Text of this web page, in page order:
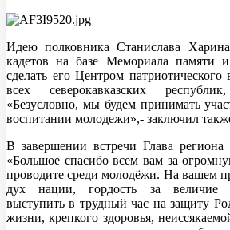
Идею полковника Станислава
кадетов на базе Мемориала памяти
сделать его Центром
всех северокавказских
«Безусловно, мы будем принимать
воспитании молодежи»,- заключил
В завершении встречи Глава региона
«Большое спасибо всем вам за
проводите среди молодёжи. На вашем
дух нации, гордость за величие
выступить в трудный час на защиту
жизни, крепкого здоровья,